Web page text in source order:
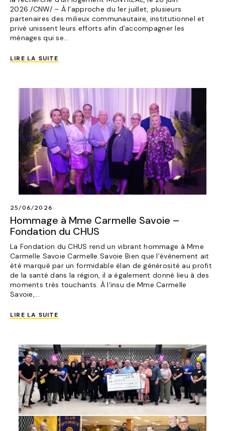
2026 /CNW/ – À l’approche du 1er juillet, plusieurs
partenaires des milieux communautaire, institutionnel et
privé unissent leurs efforts afin d’accompagner les
ménages qui se...
LIRE LA SUITE
25/06/2026
Hommage à Mme Carmelle Savoie –
Fondation du CHUS
La Fondation du CHUS rend un vibrant hommage à Mme
Carmelle Savoie Carmelle Savoie Bien que l’événement ait
été marqué par un formidable élan de générosité au profit
de la santé dans la région, il a également donné lieu à des
moments très touchants. À l’insu de Mme Carmelle
Savoie,...
LIRE LA SUITE